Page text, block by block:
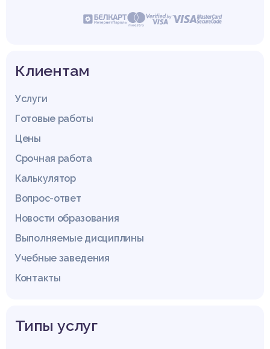
Клиентам
Услуги
Готовые работы
Цены
Срочная работа
Калькулятор
Вопрос-ответ
Новости образования
Выполняемые дисциплины
Учебные заведения
Контакты
Типы услуг